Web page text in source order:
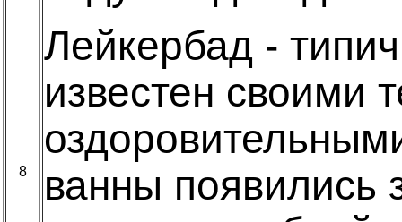
8
Лейкербад -
известен своими
ванны появились